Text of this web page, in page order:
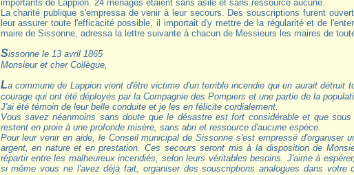
importants de Lappion. 24 ménages étaient sans asile et sans ressource aucune.
La charité publique s'empressa de venir à leur secours. Des souscriptions furent
leur assurer toute l'efficacité possible, il importait d'y mettre de la régularité et de
maire de Sissonne, adressa la lettre suivante à chacun de Messieurs les maires de
Sissonne le 13 avril 1865
Monsieur et cher Collègue,
La commune de Lappion vient d'être victime d'un terrible incendie qui en aurait détruit toutes les maisons, sans le zèle, le dévouement et le
courage qui ont été déployés par la Compagnie des Pompiers et une partie de la
J'ai été témoin de leur belle conduite et je les en félicite cordialement.
Vous savez néanmoins sans doute que le désastre est fort considérable et que
restent en proie à une profonde misère, sans abri et ressource d'aucune espèce.
Pour leur venir en aide, le Conseil municipal de Sissonne s'est empressé d'organiser
argent, en nature et en prestation. Ces secours seront mis à la disposition de
répartir entre les malheureux incendiés, selon leurs véritables besoins. J'aime à
si même vous ne l'avez déjà fait, organiser des souscriptions analogues dans